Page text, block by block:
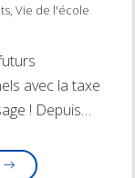
, Vie de l'école
avec la taxe
! Depuis…